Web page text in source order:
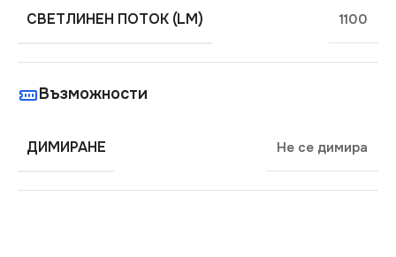
СВЕТЛИНЕН ПОТОК (LM) 1100
Възможности
ДИМИРАНЕ Не се димира